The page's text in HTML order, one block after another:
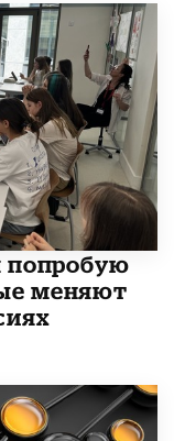
попробую
меняют